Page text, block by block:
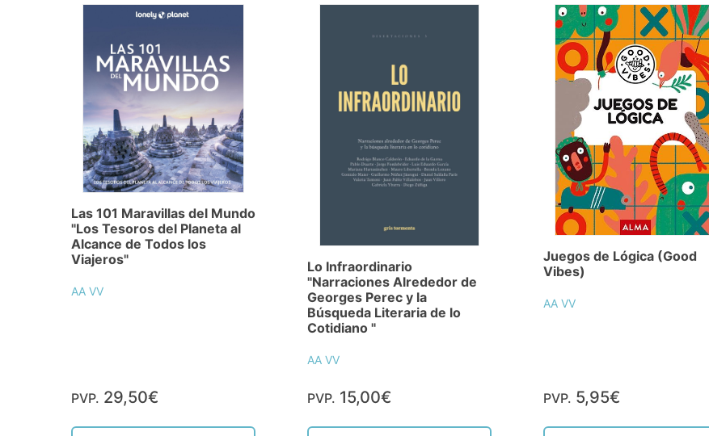
Las 101 Maravillas del Mundo
"Los Tesoros del Planeta al
Alcance de Todos los
Viajeros"
AA VV
PVP. 29,50€
Lo Infraordinario
"Narraciones Alrededor de
Georges Perec y la
Búsqueda Literaria de lo
Cotidiano "
AA VV
PVP. 15,00€
Juegos de Lógica (Good
Vibes)
AA VV
PVP. 5,95€